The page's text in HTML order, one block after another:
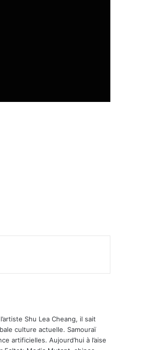
Shu Lea Cheang, il sait
culture actuelle. Samouraï
artificielles. Aujourd’hui à l’aise